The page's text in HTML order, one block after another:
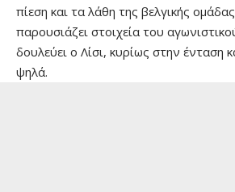
πίεση και τα λάθη της βελγικής
παρουσιάζει στοιχεία του
δουλεύει ο Λίσι, κυρίως στην ένταση
ψηλά.